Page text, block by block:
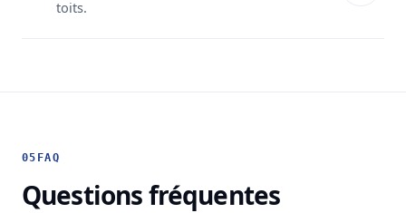
toits.
05 FAQ
Questions fréquentes